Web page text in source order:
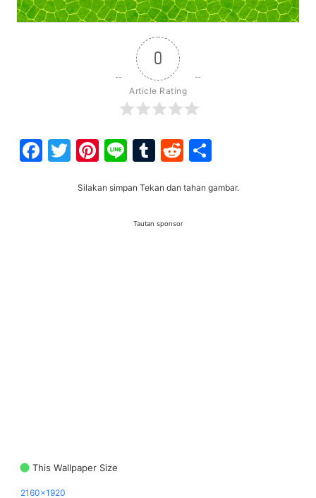
0
Article Rating
Facebook
Twitter
Pinterest
LineTumblr
Reddit
Silakan simpan Tekan dan tahan gambar.
Tautan sponsor
This Wallpaper Size
2160x1920